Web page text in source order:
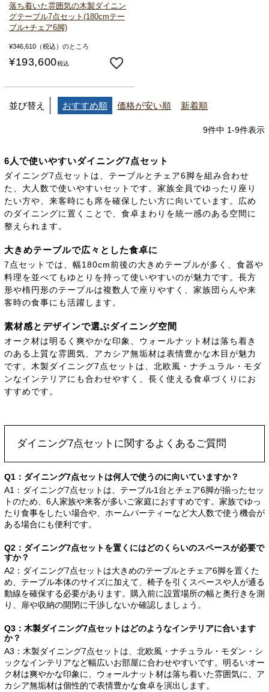
落ち着いた雰囲気の木製ダイニン
グテーブル7点セット (180cmテー
ブル+チェア6脚)
¥346,610 （税込）のところ
¥193,600税込
並び替え おすすめ順 価格が安い順 新着順
9件中 1-9件表示
6人で使いやすいダイニング7点セット
ダイニング7点セットは、テーブルとチェア6脚を組み合わせ
た、大人数で使いやすいセットです。家族全員でゆったり座り
たい方や、来客時にも席を確保したい方に向いています。広め
のダイニングに置くことで、食卓まわりを統一感のある空間に
整えられます。
大きめテーブルで広々とした食卓に
7点セットでは、幅180cm前後の大きめテーブルが多く、食器や
料理を並べてもゆとりを持って使いやすいのが魅力です。長方
形や楕円形のテーブルは複数人で座りやすく、家族団らんや来
客時の食事にも活躍します。
素材感とデザインで選ぶダイニング空間
オーク材は明るく爽やかな印象、ウォールナット材は落ち着き
のある上質な雰囲気、アカシア無垢材は表情豊かな木目が魅力
です。木製ダイニング7点セットは、北欧風・ナチュラル・モダ
ンなインテリアにも合わせやすく、長く使える食卓づくりにお
すすめです。
ダイニング7点セットに関するよくあるご質問
Q1：ダイニング7点セットは何人で使うのに向いていますか？
A1：ダイニング7点セットは、テーブル1台とチェア6脚が揃ったセッ
トのため、6人家族や来客が多いご家庭におすすめです。家族でゆっ
たり食事をしたい場合や、ホームパーティーなど大人数で使う機会が
ある場合にも便利です。
Q2：ダイニング7点セットを置くにはどのくらいのスペースが必要で
すか？
A2：ダイニング7点セットは大きめのテーブルとチェア6脚を置くた
め、テーブル本体のサイズに加えて、椅子を引くスペースや人が通る
動線を確保する必要があります。購入前に設置場所の幅と奥行きを測
り、扉や収納の開閉に干渉しないか確認しましょう。
Q3：木製ダイニング7点セットはどのようなインテリアに合います
か？
A3：木製ダイニング7点セットは、北欧風・ナチュラル・モダン・シ
ックなインテリアなど幅広いお部屋に合わせやすいです。明るいオー
ク材は爽やかな印象に、ウォールナット材は落ち着いた雰囲気に、ア
カシア無垢材は個性的で表情豊かな食卓を演出します。